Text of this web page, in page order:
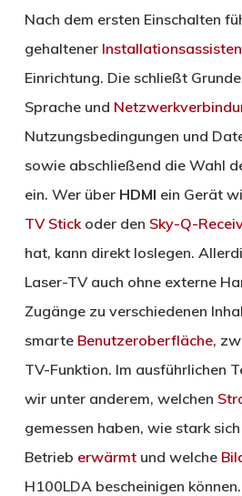
Nach dem ersten Einschalten
gehaltener
Einrichtung. Die schließt
Sprache und
Nutzungsbedingungen und
sowie abschließend die Wahl
ein. Wer über HDMI ein Gerät
TV Stickoder den Sky-Q-
hat, kann direkt loslegen.
Laser-TV auch ohne externe
Zugänge zu verschiedenen
smarte Benutzeroberfläche,
TV-Funktion. Im ausführlichen
wir unter anderem, welchen
gemessen haben, wie stark
Betrieb erwärmtund welche
H100LDA bescheinigen